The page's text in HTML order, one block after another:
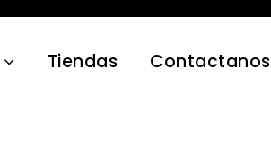
Tiendas Contactanos